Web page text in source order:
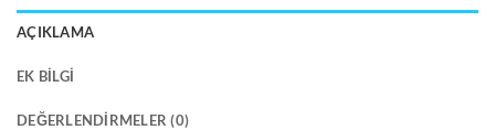
AÇIKLAMA
EK BILGI
DEĞERLENDIRMELER (0)